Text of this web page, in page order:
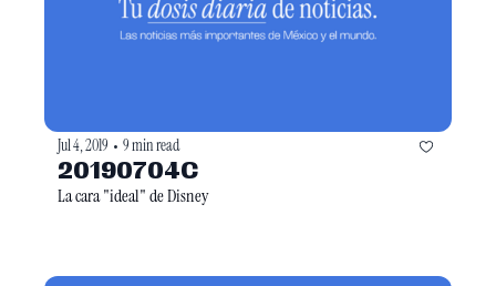
Jul 4, 2019 • 9 min read
20190704C
La cara "ideal" de Disney